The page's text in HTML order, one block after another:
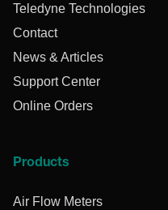
Teledyne Technologies
Contact
News & Articles
Support Center
Online Orders
Products
Air Flow Meters